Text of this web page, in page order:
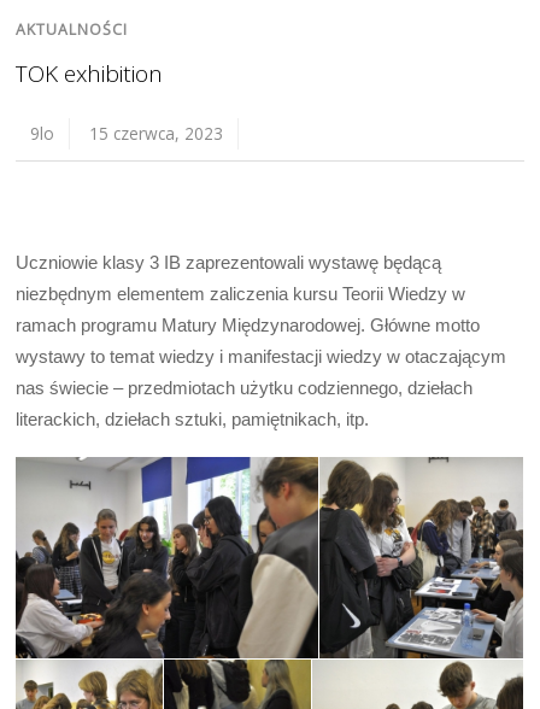
AKTUALNOŚCI
TOK exhibition
9lo 15 czerwca, 2023
Uczniowie klasy 3 IB zaprezentowali wystawę będącą
niezbędnym elementem zaliczenia kursu Teorii Wiedzy w
ramach programu Matury Międzynarodowej. Główne motto
wystawy to temat wiedzy i manifestacji wiedzy w otaczającym
nas świecie – przedmiotach użytku codziennego, dziełach
literackich, dziełach sztuki, pamiętnikach, itp.